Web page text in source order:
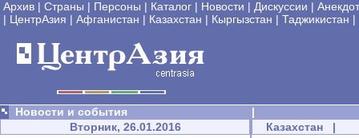
Архив | Страны | Персоны | Каталог | Новости | Дискуссии |
| ЦентрАзия | Афганистан | Казахстан | Кыргызстан | Таджикистан |
Новости и события
|
Вторник, 26.01.2016
Казахстан |